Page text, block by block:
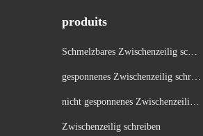
produits
Schmelzbares Zwischenzeilig schre
gesponnenes Zwischenzeilig schrei
nicht gesponnenes Zwischenzeilig s
Zwischenzeilig schreiben